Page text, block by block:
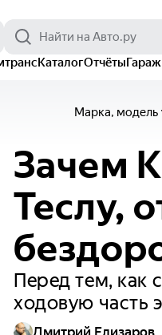
КаталогОтчётыГараж
Марка, модель
Зачем
Теслу,
Перед тем, как
ходовую часть
Дмитрий Елизаров